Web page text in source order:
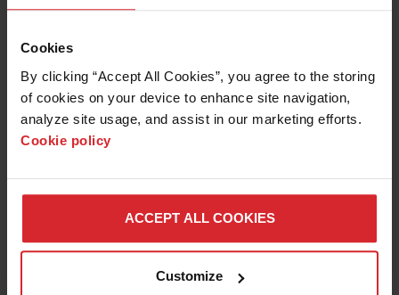
Cookies
By clicking “Accept All Cookies”, you agree to the storing
of cookies on your device to enhance site navigation,
analyze site usage, and assist in our marketing efforts.
Cookie policy
ACCEPT ALL COOKIES
Customize
我们的角色
您可以在全球超过 26 个国家/地区看到我们的身